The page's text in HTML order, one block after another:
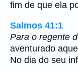
fim de que ela
Salmos 41:1
Para o regente
aventurado
No dia do seu